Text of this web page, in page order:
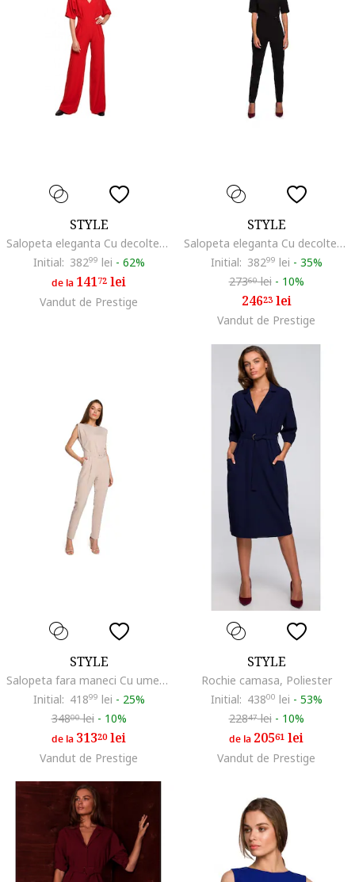
STYLE
Salopeta eleganta Cu decolteu in V, Poliester, Elastan, Rosu
Initial: 38299 lei - 62%
de la 14172 lei
Vandut de Prestige
STYLE
Salopeta eleganta Cu decolteu in V, Viscoza, Negru
Initial: 38299 lei - 35%
27360lei - 10%
24623lei
Vandut de Prestige
STYLE
Salopeta fara maneci Cu umeri captusiti, Elastan, Verde34`, Bej
Initial: 41899 lei - 25%
34800lei - 10%
de la 31320lei
Vandut de Prestige
STYLE
Rochie camasa, Poliester
Initial: 43800 lei - 53%
22847lei - 10%
de la 20561 lei
Vandut de Prestige